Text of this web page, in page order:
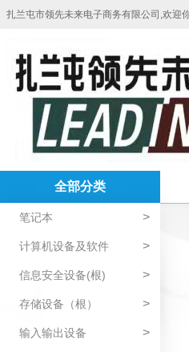
扎兰屯市领先未来电子商务有限公司,欢迎
全部分类
笔记本 >
计算机设备及软件 >
信息安全设备(根) >
存储设备（根） >
输入输出设备 >